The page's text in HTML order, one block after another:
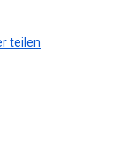
teilen